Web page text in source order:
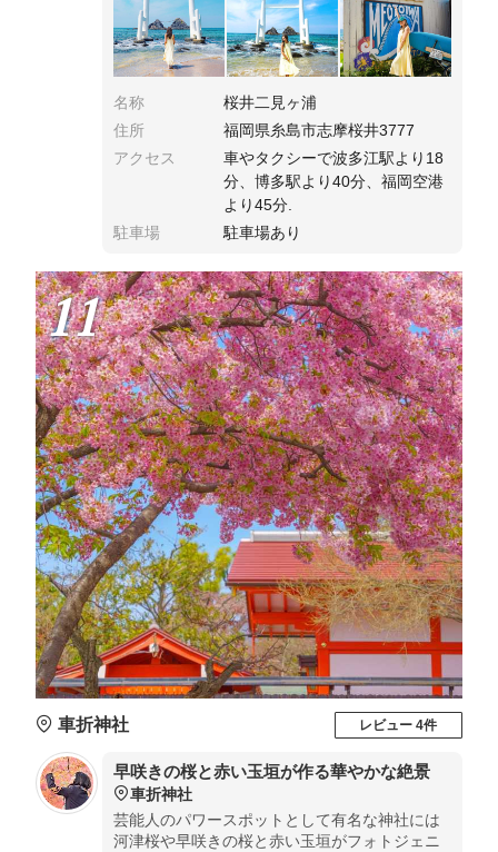
名称
桜井二見ヶ浦
住所
福岡県糸島市志摩桜井3777
アクセス
車やタクシーで波多江駅より18
分、博多駅より40分、福岡空港
より45分.
駐車場
駐車場あり
11
車折神社 レビュー 4件
早咲きの桜と赤い玉垣が作る華やかな絶景
車折神社
芸能人のパワースポットとして有名な神社には
河津桜や早咲きの桜と赤い玉垣がフォトジェニ